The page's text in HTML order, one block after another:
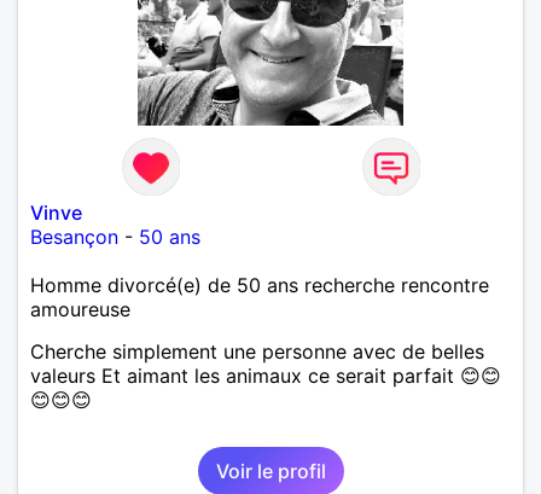
Vinve
Besançon - 50 ans
Homme divorcé(e) de 50 ans recherche rencontre
amoureuse
Cherche simplement une personne avec de belles
valeurs Et aimant les animaux ce serait parfait 😊😊
😊😊😊
Voir le profil